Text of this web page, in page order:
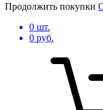
Продолжить покупки
0 шт.
0 руб.